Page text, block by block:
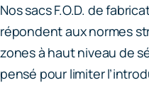
Nos sacs F.O.D. de
répondent aux normes
zones à haut niveau de
pensé pour limiter